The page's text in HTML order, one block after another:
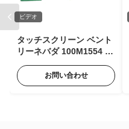
ビデオ
タッチスクリーン ベント
リーネバダ 100M1554 パ
ルスエキスパンダーモジ
ュール 状態監視用
お問い合わせ